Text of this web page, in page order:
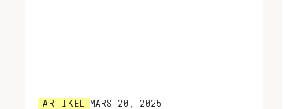
ARTIKEL MARS 20, 2025